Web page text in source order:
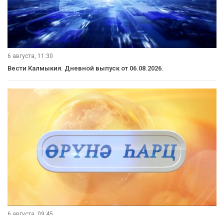
6 августа, 11:30
Вести Калмыкия. Дневной выпуск от 06.08.2026.